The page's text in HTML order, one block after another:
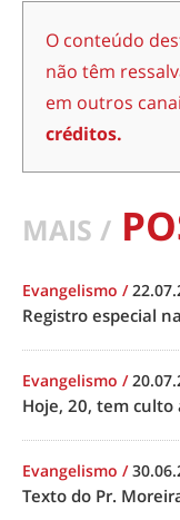
O conteúdo
não têm
em outros
créditos.
MAIS /
Evangelismo /
Registro especial
Evangelismo /
Hoje, 20, tem culto
Evangelismo /
Texto do Pr.